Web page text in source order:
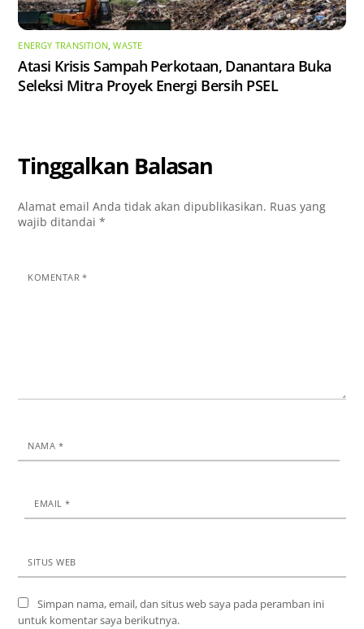
ENERGY TRANSITION,WASTE
Atasi Krisis Sampah Perkotaan, Danantara Buka
Seleksi Mitra Proyek Energi Bersih PSEL
Tinggalkan Balasan
Alamat email Anda tidak akan dipublikasikan. Ruas yang
wajib ditandai*
KOMENTAR*
NAMA *
EMAIL*
SITUS WEB
Simpan nama, email, dan situs web saya pada peramban ini
untuk komentar saya berikutnya.